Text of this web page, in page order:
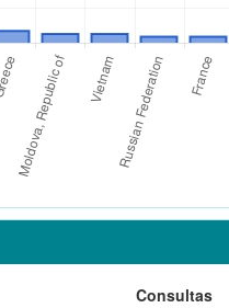
Consultas